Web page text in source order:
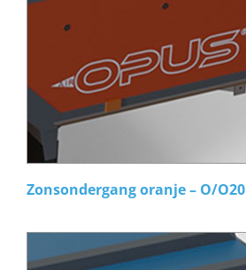
Zonsondergang oranje – O/O20